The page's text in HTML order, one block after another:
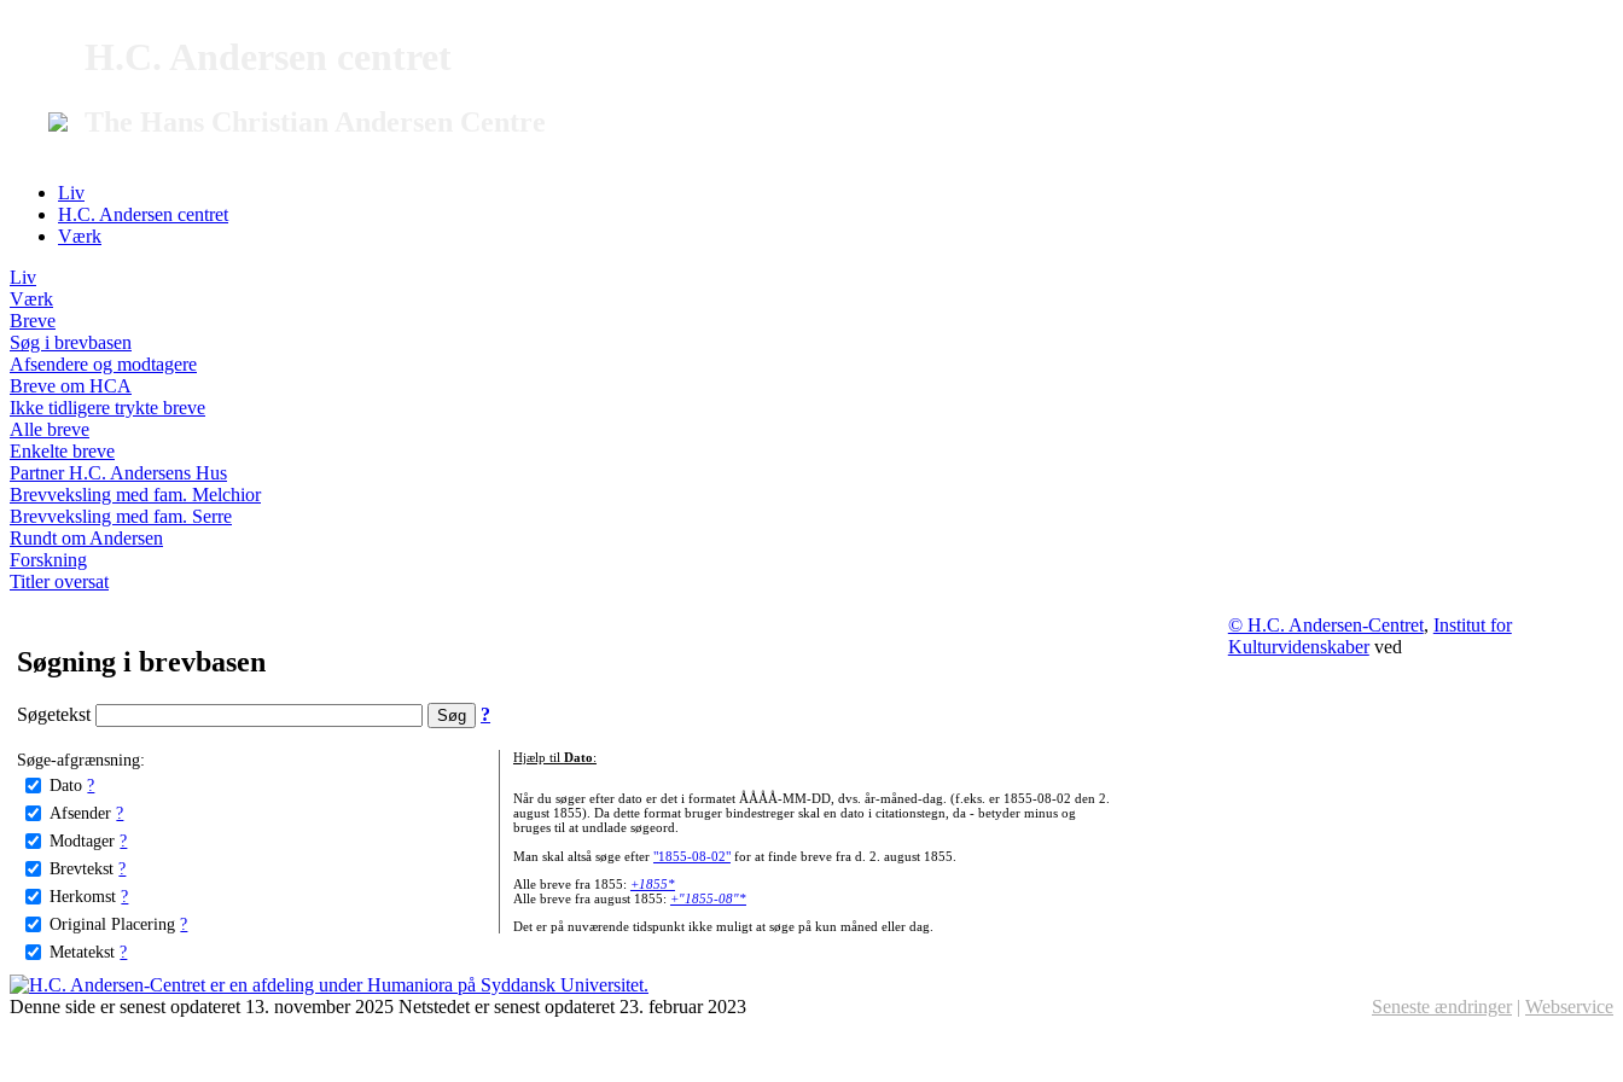
Liv
H.C. Andersen centret
Værk
Liv
Værk
Breve
Søg i brevbasen
Afsendere og modtagere
Breve om HCA
Ikke tidligere trykte breve
Alle breve
Enkelte breve
Partner H.C. Andersens Hus
Brevveksling med fam. Melchior
Brevveksling med fam. Serre
Rundt om Andersen
Forskning
Titler oversat
Søgning i brevbasen
Søgetekst ?
Søge-afgrænsning:
Dato ?
Afsender ?
Modtager ?
Brevtekst ?
Herkomst ?
Original Placering ?
Metatekst ?
Hjælp til Dato:
Når du søger efter dato er det i formatet ÅÅÅÅ-MM-DD, dvs. år-måned-dag. (f.eks. er 1855-08-02 den 2.
august 1855). Da dette format bruger bindestreger skal en dato i citationstegn, da - betyder minus og
bruges til at undlade søgeord.
Man skal altså søge efter "1855-08-02"for at finde breve fra d. 2. august 1855.
Alle breve fra 1855: +1855*
Alle breve fra august 1855: +"1855-08"*
Det er på nuværende tidspunkt ikke muligt at søge på kun måned eller dag.
© H.C. Andersen-Centret, Institut for
Kulturvidenskaberved
Denne side er senest opdateret 13. november 2025 Netstedet er senest opdateret 23. februar 2023 Seneste ændringer | Webservice